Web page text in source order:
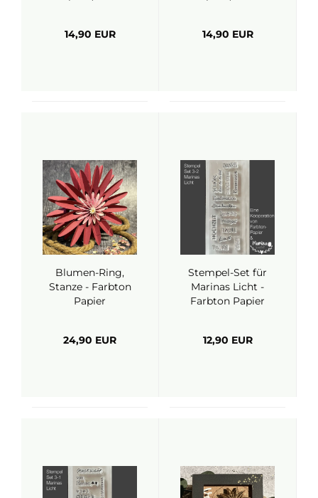
14,90 EUR
14,90 EUR
Blumen-Ring,
Stanze - Farbton
Papier
24,90 EUR
Stempel-Set für
Marinas Licht -
Farbton Papier
12,90 EUR